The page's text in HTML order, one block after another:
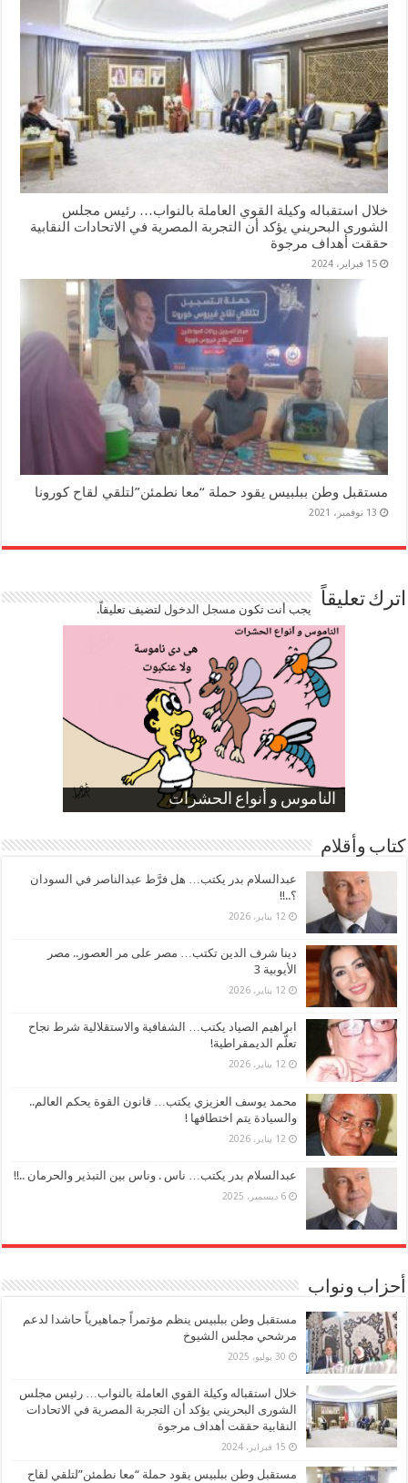
خلال استقباله وكيلة القوي العاملة بالنواب… رئيس مجلس
الشورى البحريني يؤكد أن التجربة المصرية في الاتحادات النقابية
حققت أهداف مرجوة
15 فبراير، 2024
مستقبل وطن ببلبيس يقود حملة “معا نطمئن”لتلقي لقاح كورونا
13 نوفمبر، 2021
اترك تعليقاً يجب أنت تكون مسجل الدخوللتضيف تعليقاً.
الناموس و أنواع الحشرات
الموظفين بعد ارتفاع الأسعار
ارتفاع نسبة الطلاق في مصر
صورة كاركاتيرية
صورة كاركاتيرية
كتاب وأقلام
عبدالسلام بدر يكتب… هل فرَّط عبدالناصر في السودان
؟..!!
12 يناير، 2026
دينا شرف الدين تكتب… مصر على مر العصور.. مصر
الأيوبية 3
12 يناير، 2026
ابراهيم الصياد يكتب… الشفافية والاستقلالية شرط نجاح
تعلُّم الديمقراطية!
12 يناير، 2026
محمد يوسف العزيزي يكتب… قانون القوة يحكم العالم..
والسيادة يتم اختطافها !
12 يناير، 2026
عبدالسلام بدر يكتب… ناس . وناس بين التبذير والحرمان ..!!
6 ديسمبر، 2025
أحزاب ونواب
مستقبل وطن ببلبيس ينظم مؤتمراً جماهيرياً حاشدا لدعم
مرشحي مجلس الشيوخ
30 يوليو، 2025
خلال استقباله وكيلة القوي العاملة بالنواب… رئيس مجلس
الشورى البحريني يؤكد أن التجربة المصرية في الاتحادات
النقابية حققت أهداف مرجوة
15 فبراير، 2024
مستقبل وطن ببلبيس يقود حملة “معا نطمئن”لتلقي لقاح